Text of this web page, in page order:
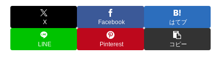
X Facebook はてブ
LINE Pinterest コピー